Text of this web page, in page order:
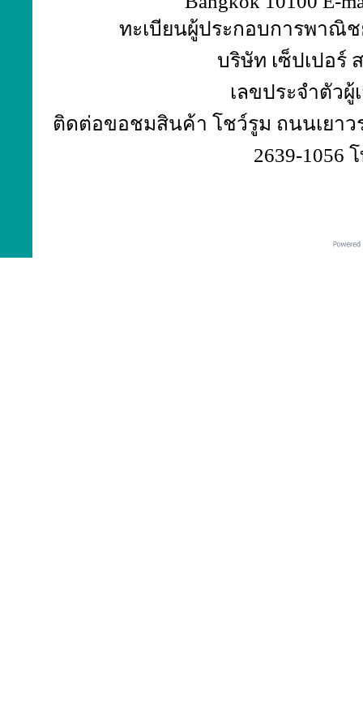
ทะเบียนผู้ประกอบการพาณิช
บริษัท เซ็ปเปอร์
เลขประจำตัวผู้
ติดต่อขอชมสินค้า โชว์รูม ถนนเยาวร
2639-1056